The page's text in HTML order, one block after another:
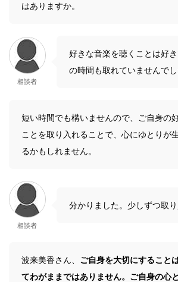
はありますか。
相談者
好きな音楽を聴くことは好
の時間も取れていませんでし
短い時間でも構いませんので、ご自身の
ことを取り入れることで、心にゆとりが
るかもしれません。
相談者
分かりました。少しずつ取り
波来美香さん、 ご自身を大切にすること
てわがままではありません。ご自身の心